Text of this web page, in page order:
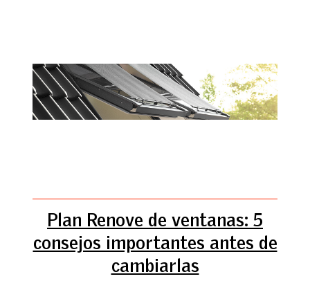
Plan Renove de ventanas: 5
consejos importantes antes de
cambiarlas